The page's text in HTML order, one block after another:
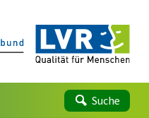
Suche